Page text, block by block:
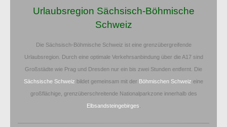
Urlaubsregion Sächsisch-Böhmische
Schweiz
Die Sächsisch-Böhmische Schweiz ist eine grenzübergreifende
Urlaubsregion. Durch eine optimale Verkehrsanbindung über die A17 sind
Großstädte wie Prag und Dresden nur ein bis zwei Stunden entfernt. Die
Sächsische Schweiz bildet gemeinsam mit der Böhmischen Schweiz eine
großflächige, grenzüberschreitende Nationalparkzone innerhalb des
Elbsandsteingebirges